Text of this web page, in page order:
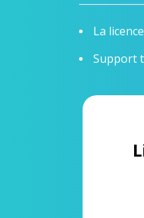
La
Support